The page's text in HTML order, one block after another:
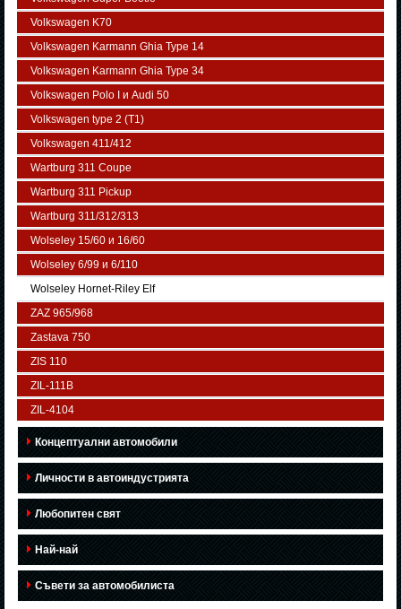
Volkswagen K70
Volkswagen Karmann Ghia Type 14
Volkswagen Karmann Ghia Type 34
Volkswagen Polo I и Audi 50
Volkswagen typе 2 (Т1)
Volkswagen 411/412
Wartburg 311 Coupe
Wartburg 311 Pickup
Wartburg 311/312/313
Wolseley 15/60 и 16/60
Wolseley 6/99 и 6/110
Wolseley Hornet-Riley Elf
ZAZ 965/968
Zastava 750
ZIS 110
ZIL-111В
ZIL-4104
Концептуални автомобили
Личности в автоиндустрията
Любопитен свят
Най-най
Съвети за автомобилиста